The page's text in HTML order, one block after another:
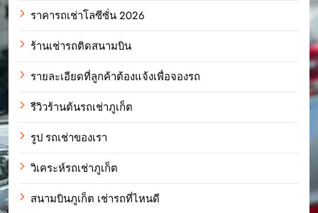
ราคารถเช่าโลซีซั่น 2026
ร้านเช่ารถติดสนามบิน
รายละเอียดที่ลูกค้าต้องแจ้งเพื่อจองรถ
รีวิวร้านต้นรถเช่าภูเก็ต
รูป รถเช่าของเรา
วิเคระห์รถเช่าภูเก็ต
สนามบินภูเก็ต เช่ารถที่ไหนดี